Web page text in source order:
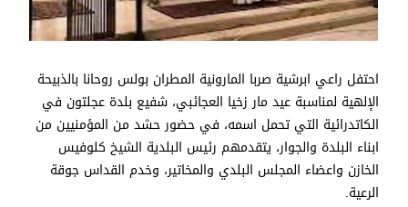
احتفل راعي ابرشية صربا المارونية المطران بولس روحانا بالذبيحة
الإلهية لمناسبة عيد مار زخيا العجائبي، شفيع بلدة عجلتون في
الكاتدرائية التي تحمل اسمه، في حضور حشد من المؤمنيين من
ابناء البلدة والجوار، يتقدمهم رئيس البلدية الشيخ كلوفيس
الخازن واعضاء المجلس البلدي والمخاتير، وخدم القداس جوقة
الرعية.